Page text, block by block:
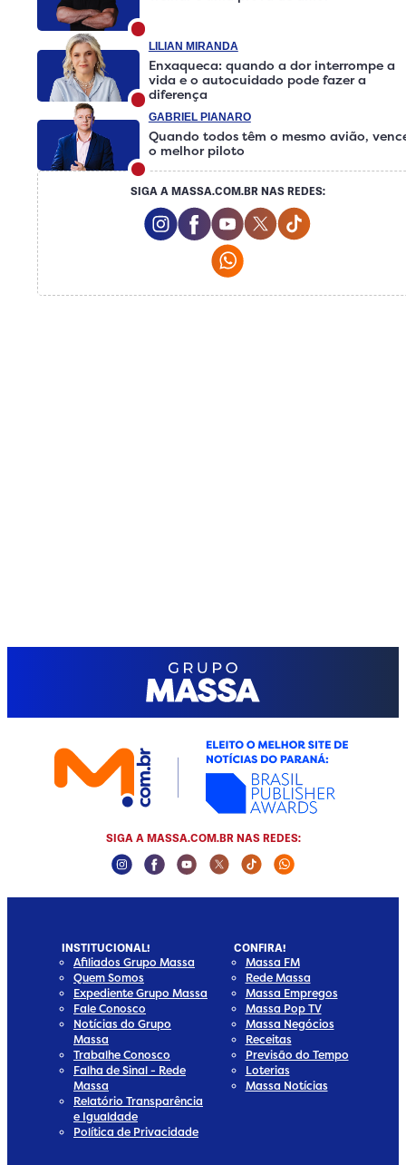
LILIAN MIRANDA
Enxaqueca: quando a dor interrompe a
vida e o autocuidado pode fazer a
diferença
GABRIEL PIANARO
Quando todos têm o mesmo avião,
o melhor piloto
SIGA A MASSA.COM.BR NAS REDES:
Instagram Social Media
Facebook Social Media
Youtube Social Media
Twitter Social
SIGA A MASSA.COM.BR NAS REDES:
Instagram Social Media
Facebook Social Media
Youtube Social Media
Twitter Social Media
Tiktok Social Media
Whatsapp
INSTITUCIONAL!
Afiliados Grupo Massa
Quem Somos
Expediente Grupo Massa
Fale Conosco
Notícias do Grupo
Massa
Trabalhe Conosco
Falha de Sinal - Rede
Massa
Relatório Transparência
e Igualdade
Política de Privacidade
CONFIRA!
Massa FM
Rede Massa
Massa Empregos
Massa Pop TV
Massa Negócios
Receitas
Previsão do Tempo
Loterias
Massa Notícias